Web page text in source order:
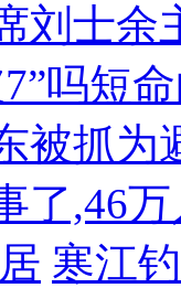
刘士余
吗短
被抓为
了,46
寒江